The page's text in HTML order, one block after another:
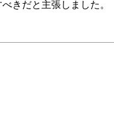
きだと主張しました。